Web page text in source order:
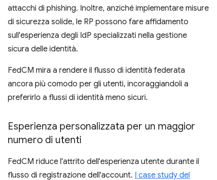
attacchi di phishing. Inoltre, anziché implementare misure
di sicurezza solide, le RP possono fare affidamento
sull'esperienza degli IdP specializzati nella gestione
sicura delle identità.
FedCM mira a rendere il flusso di identità federata
ancora più comodo per gli utenti, incoraggiandoli a
preferirlo a flussi di identità meno sicuri.
Esperienza personalizzata per un maggior
numero di utenti
FedCM riduce l'attrito dell'esperienza utente durante il
flusso di registrazione dell'account. I case study del